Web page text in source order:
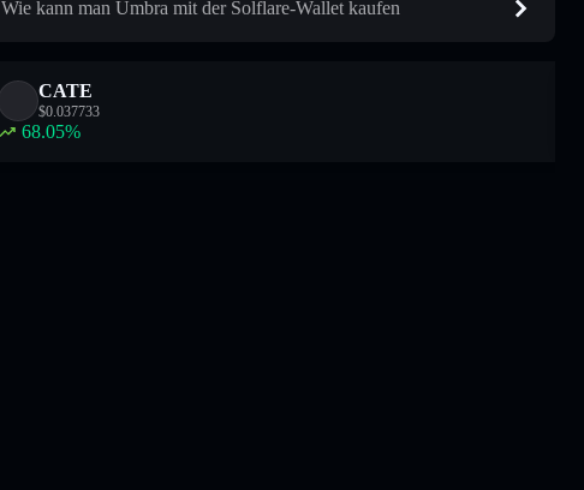
Wie kann man Umbra mit der Solflare-Wallet kaufen
CATE
$0.037733
68.05%